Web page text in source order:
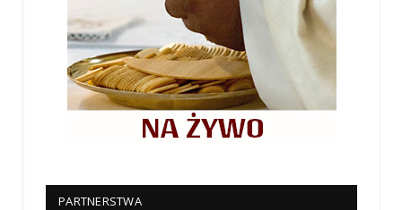
PARTNERSTWA